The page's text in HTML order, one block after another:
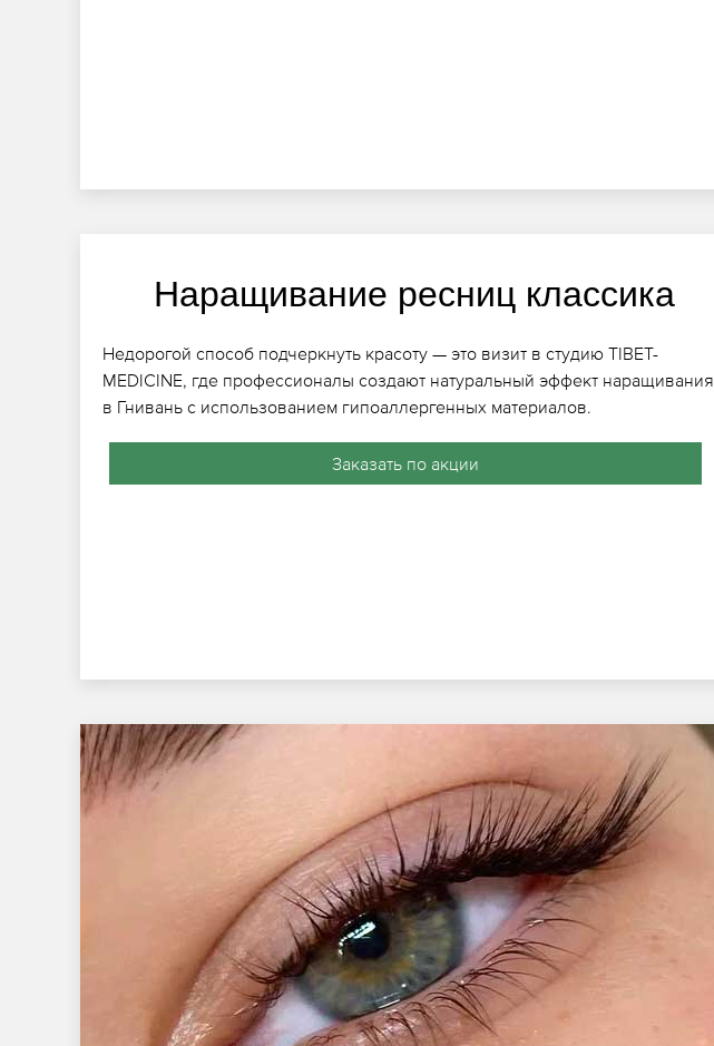
Наращивание ресниц классика
Недорогой способ подчеркнуть красоту — это визит в студию TIBET-
MEDICINE, где профессионалы создают натуральный эффект наращивания
в Гнивань с использованием гипоаллергенных материалов.
Заказать по акции